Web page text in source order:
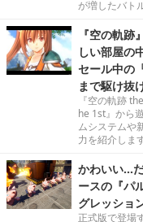
が増したバト
『空の軌
しい部屋の
セール中の
まで駆け抜
『空の軌跡
he 1st』から
ムシステムや
力を紹介します
かわいい…
ースの『パ
グレッショ
正式版で登場